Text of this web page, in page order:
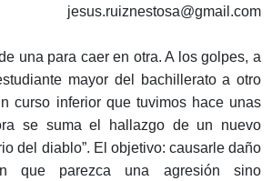
jesus.ruiznestosa@gmail.com
una para caer en otra. A los golpes, a
mayor del bachillerato a otro
curso inferior que tuvimos hace unas
se suma el hallazgo de un nuevo
del diablo”. El objetivo: causarle daño
que parezca una agresión sino